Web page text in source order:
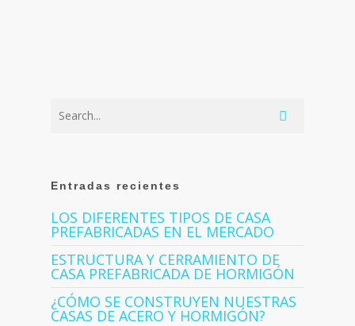
Entradas recientes
LOS DIFERENTES TIPOS DE CASA
PREFABRICADAS EN EL MERCADO
ESTRUCTURA Y CERRAMIENTO DE
CASA PREFABRICADA DE HORMIGÓN
¿CÓMO SE CONSTRUYEN NUESTRAS
CASAS DE ACERO Y HORMIGÓN?